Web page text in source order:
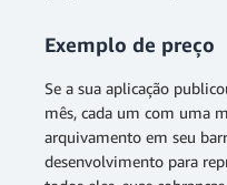
Exemplo de preço
Se a sua aplicação
mês, cada um com uma
arquivamento em seu
desenvolvimento para